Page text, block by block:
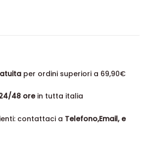
per ordini superiori a 69,90€
48 orein tutta italia
contattaci a Telefono,Email, e